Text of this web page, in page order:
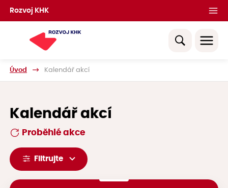
Rozvoj KHK
Úvod Kalendář akcí
Kalendář akcí
Proběhlé akce
Filtrujte